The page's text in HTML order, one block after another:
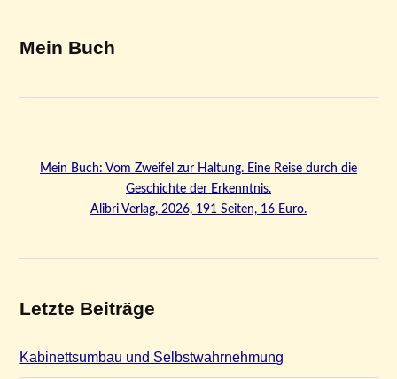
Mein Buch
Mein Buch: Vom Zweifel zur Haltung. Eine Reise durch die
Geschichte der Erkenntnis.
Alibri Verlag, 2026, 191 Seiten, 16 Euro.
Letzte Beiträge
Kabinettsumbau und Selbstwahrnehmung